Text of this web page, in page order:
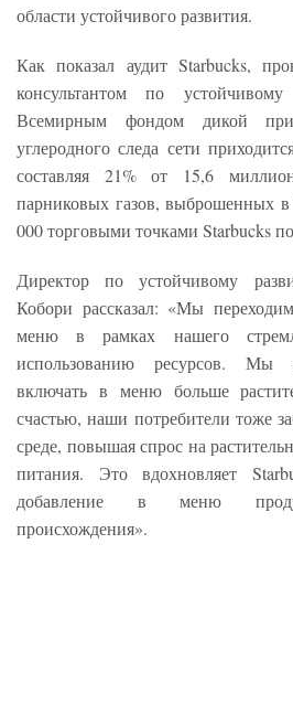
области устойчивого развития.
Как показал аудит Starbucks,
консультантом по
Всемирным фондом дикой
углеродного следа сети
составляя 21% от 15,6
парниковых газов, выброшенных в
000 торговыми точками Starbucks
Директор по устойчивому
Кобори рассказал: «Мы
меню в рамках нашего
использованию ресурсов. Мы
включать в меню больше
счастью, наши потребители тоже
среде, повышая спрос на
питания. Это вдохновляет
добавление в меню
происхождения».